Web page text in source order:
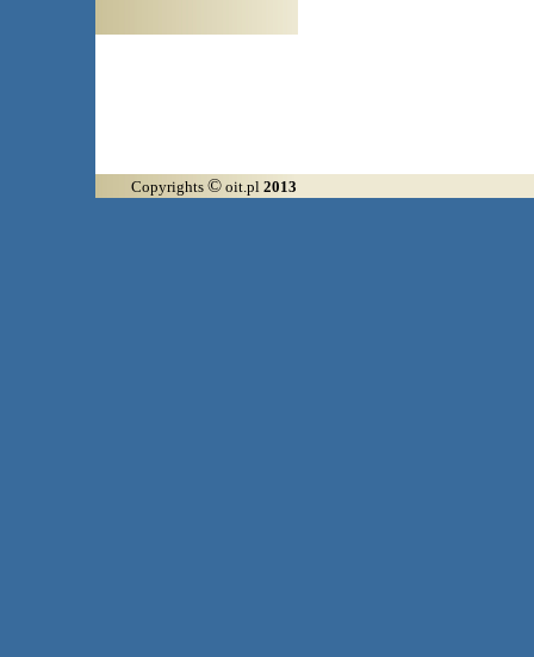
Copyrights © oit.pl 2013